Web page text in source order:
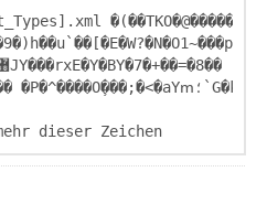
dieser Zeichen